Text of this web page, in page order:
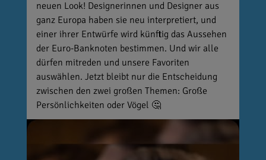
neuen Look! Designerinnen und Designer aus
ganz Europa haben sie neu interpretiert, und
einer ihrer Entwürfe wird künftig das Aussehen
der Euro-Banknoten bestimmen. Und wir alle
dürfen mitreden und unsere Favoriten
auswählen. Jetzt bleibt nur die Entscheidung
zwischen den zwei großen Themen: Große
Persönlichkeiten oder Vögel 🤔